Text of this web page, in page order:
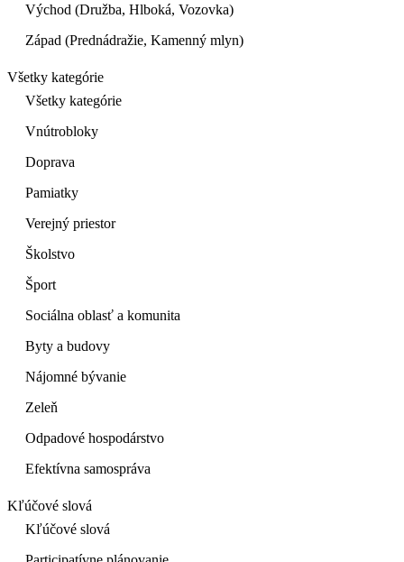
Východ (Družba, Hlboká, Vozovka)
Západ (Prednádražie, Kamenný mlyn)
Všetky kategórie
Všetky kategórie
Vnútrobloky
Doprava
Pamiatky
Verejný priestor
Školstvo
Šport
Sociálna oblasť a komunita
Byty a budovy
Nájomné bývanie
Zeleň
Odpadové hospodárstvo
Efektívna samospráva
Kľúčové slová
Kľúčové slová